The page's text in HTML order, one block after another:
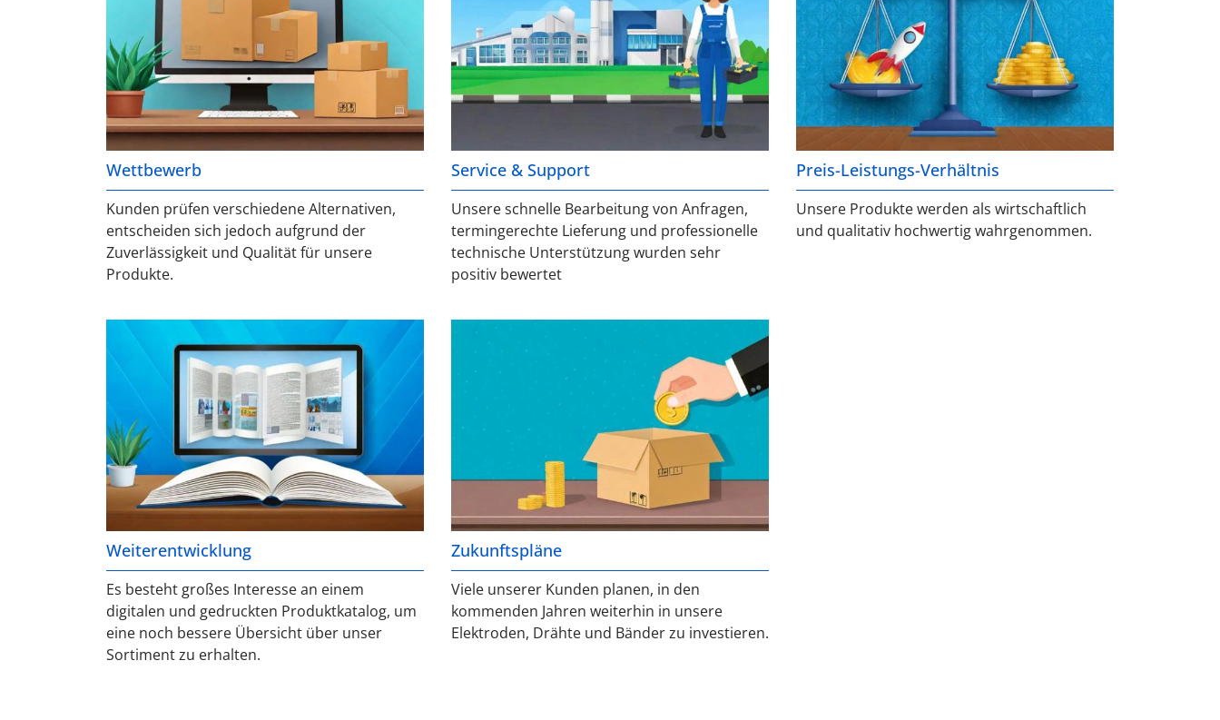
Wettbewerb
Kunden prüfen verschiedene Alternativen,
entscheiden sich jedoch aufgrund der
Zuverlässigkeit und Qualität für unsere
Produkte.
Service & Support
Unsere schnelle Bearbeitung von Anfragen,
termingerechte Lieferung und professionelle
technische Unterstützung wurden sehr
positiv bewertet
Preis-Leistungs-Verhältnis
Unsere Produkte werden als wirtschaftlich
und qualitativ hochwertig wahrgenommen.
Weiterentwicklung
Es besteht großes Interesse an einem
digitalen und gedruckten Produktkatalog, um
eine noch bessere Übersicht über unser
Sortiment zu erhalten.
Zukunftspläne
Viele unserer Kunden planen, in den
kommenden Jahren weiterhin in unsere
Elektroden, Drähte und Bänder zu investieren.